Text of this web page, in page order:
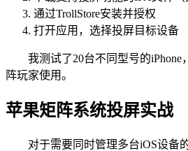
通过TrollStore安装并授权
打开应用，选择投屏目标设备
我测试了20台不同型号的
阵玩家使用。
苹果矩阵系统投屏实战
对于需要同时管理多台iOS设备